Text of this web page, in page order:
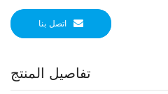
اتصل بنا
تفاصيل المنتج